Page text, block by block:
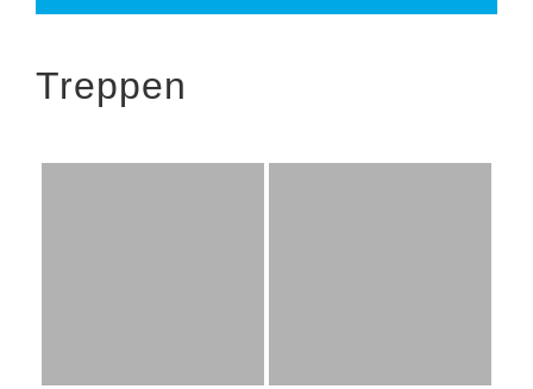
Treppen